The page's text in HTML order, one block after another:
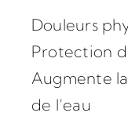
Douleurs
Protection
Augmente
de l’eau